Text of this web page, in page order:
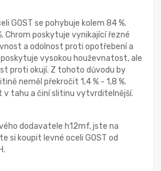
GOST se pohybuje kolem 84 %.
Chrom poskytuje vynikající řezné
a odolnost proti opotřebení a
poskytuje vysokou houževnatost, ale
proti okují. Z tohoto důvodu by
neměl překročit 1,4 % - 1,8 %.
v tahu a činí slitinu vytvrditelnější.
dodavatele h12mf, jste na
si koupit levné oceli GOST od